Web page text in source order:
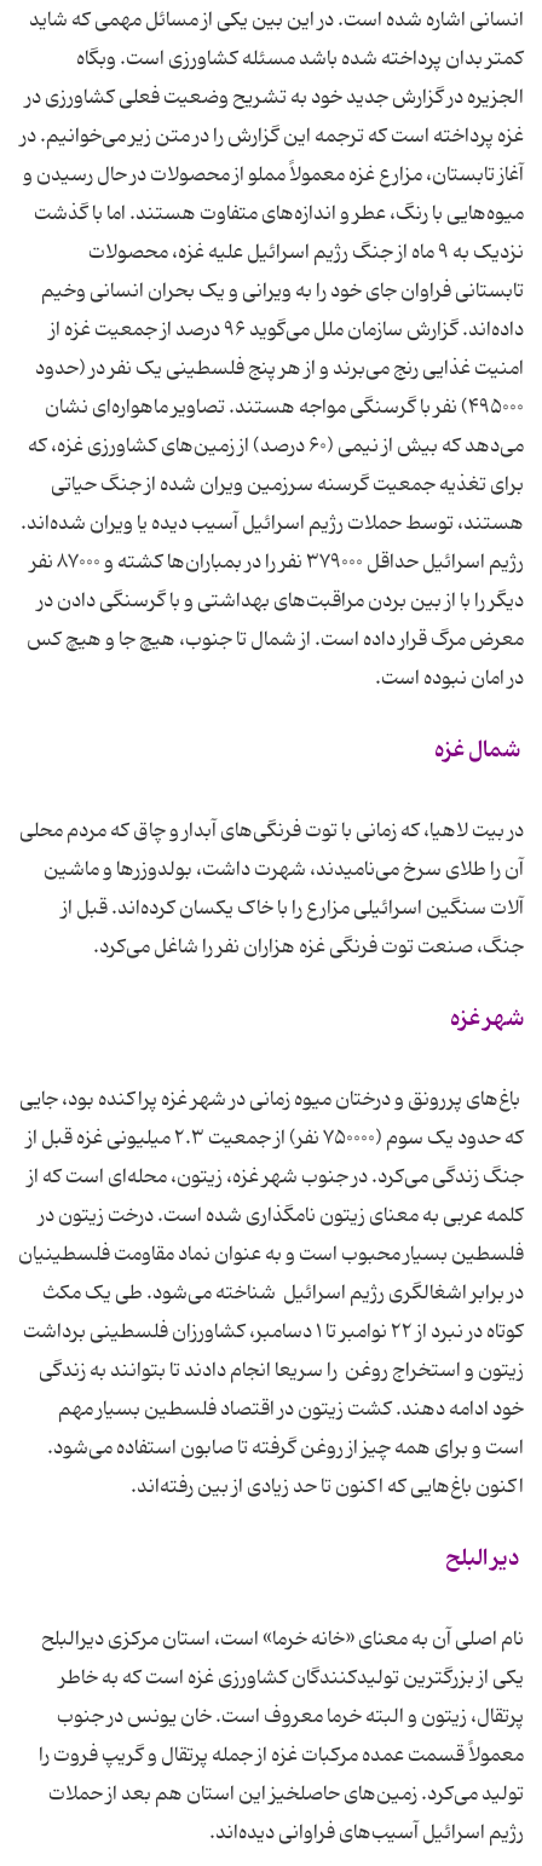
انسانی اشاره شده است. در این بین یکی از مسائل مهمی که شاید
کمتر بدان پرداخته شده باشد مسئله کشاورزی است. وبگاه
الجزیره در گزارش جدید خود به تشریح وضعیت فعلی کشاورزی در
غزه پرداخته است که ترجمه این گزارش را در متن زیر می‌خوانیم. در
آغاز تابستان، مزارع غزه معمولاً مملو از محصولات در حال رسیدن و
میوه‌هایی با رنگ، عطر و اندازه‌های متفاوت هستند. اما با گذشت
نزدیک به ۹ ماه از جنگ رژیم اسرائیل علیه غزه، محصولات
تابستانی فراوان جای خود را به ویرانی و یک بحران انسانی وخیم
داده‌اند. گزارش سازمان ملل می‌گوید ۹۶ درصد از جمعیت غزه از
امنیت غذایی رنج می‌برند و از هر پنج فلسطینی یک نفر در (حدود
۴۹۵۰۰۰) نفر با گرسنگی مواجه هستند. تصاویر ماهواره‌ای نشان
می‌دهد که بیش از نیمی (۶۰ درصد) از زمین‌های کشاورزی غزه، که
برای تغذیه جمعیت گرسنه سرزمین ویران شده از جنگ حیاتی
هستند، توسط حملات رژیم اسرائیل آسیب دیده یا ویران شده‌اند.
رژیم اسرائیل حداقل ۳۷۹۰۰۰ نفر را در بمباران‌ها کشته و ۸۷۰۰۰ نفر
دیگر را با از بین بردن مراقبت‌های بهداشتی و با گرسنگی دادن در
معرض مرگ قرار داده است. از شمال تا جنوب، هیچ جا و هیچ کس
در امان نبوده است.
شمال غزه
در بیت لاهیا، که زمانی با توت فرنگی‌های آبدار و چاق که مردم محلی
آن را طلای سرخ می‌نامیدند، شهرت داشت، بولدوزرها و ماشین
آلات سنگین اسرائیلی مزارع را با خاک یکسان کرده‌اند. قبل از
جنگ، صنعت توت فرنگی غزه هزاران نفر را شاغل می‌کرد.
شهر غزه
باغ‌های پررونق و درختان میوه زمانی در شهر غزه پراکنده بود، جایی
که حدود یک سوم (۷۵۰۰۰۰ نفر) از جمعیت ۲.۳ میلیونی غزه قبل از
جنگ زندگی می‌کرد. در جنوب شهر غزه، زیتون، محله‌ای است که از
کلمه عربی به معنای زیتون نامگذاری شده است. درخت زیتون در
فلسطین بسیار محبوب است و به عنوان نماد مقاومت فلسطینیان
در برابر اشغالگری رژیم اسرائیل شناخته می‌شود. طی یک مکث
کوتاه در نبرد از ۲۲ نوامبر تا ۱ دسامبر، کشاورزان فلسطینی برداشت
زیتون و استخراج روغن را سریعا انجام دادند تا بتوانند به زندگی
خود ادامه دهند. کشت زیتون در اقتصاد فلسطین بسیار مهم
است و برای همه چیز از روغن گرفته تا صابون استفاده می‌شود.
اکنون باغ‌هایی که اکنون تا حد زیادی از بین‌ رفته‌اند.
دیر البلح
نام اصلی آن به معنای «خانه خرما» است، استان مرکزی دیرالبلح
یکی از بزرگترین تولیدکنندگان کشاورزی غزه است که به خاطر
پرتقال، زیتون و البته خرما معروف است. خان یونس در جنوب
معمولاً قسمت عمده مرکبات غزه از جمله پرتقال و گریپ فروت را
تولید می‌کرد. زمین‌های حاصلخیز این استان هم بعد از حملات
رژیم اسرائیل آسیب‌های فراوانی دیده‌اند.